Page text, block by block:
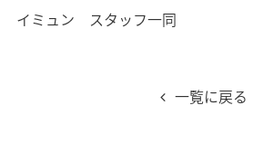
PRODUCT
イミュン スタッフ一同
一覧に戻る